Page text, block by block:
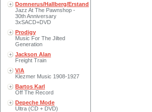
Domnerus/Hallberg/Erstand
Jazz At The Pawnshop -
30th Anniversary
3xSACD+DVD
Prodigy
Music For The Jilted
Generation
Jackson Alan
Freight Train
V/A
Klezmer Music 1908-1927
Bartos Karl
Off The Record
Depeche Mode
Ultra (CD + DVD)